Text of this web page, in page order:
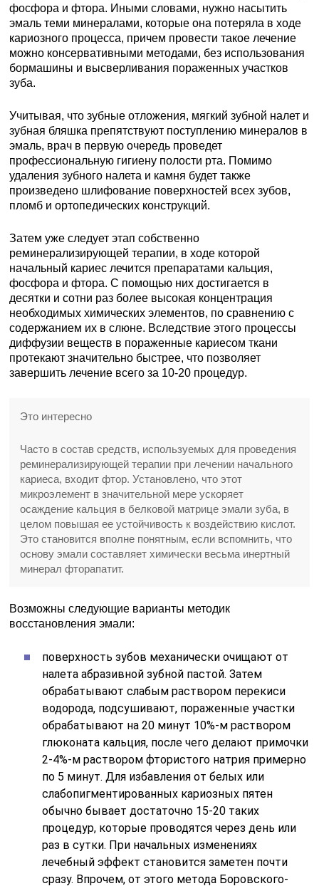
фосфора и фтора. Иными словами, нужно насытить
эмаль теми минералами, которые она потеряла в ходе
кариозного процесса, причем провести такое лечение
можно консервативными методами, без использования
бормашины и высверливания пораженных участков
зуба.
Учитывая, что зубные отложения, мягкий зубной налет и
зубная бляшка препятствуют поступлению минералов в
эмаль, врач в первую очередь проведет
профессиональную гигиену полости рта. Помимо
удаления зубного налета и камня будет также
произведено шлифование поверхностей всех зубов,
пломб и ортопедических конструкций.
Затем уже следует этап собственно
реминерализирующей терапии, в ходе которой
начальный кариес лечится препаратами кальция,
фосфора и фтора. С помощью них достигается в
десятки и сотни раз более высокая концентрация
необходимых химических элементов, по сравнению с
содержанием их в слюне. Вследствие этого процессы
диффузии веществ в пораженные кариесом ткани
протекают значительно быстрее, что позволяет
завершить лечение всего за 10-20 процедур.
Это интересно
Часто в состав средств, используемых для проведения
реминерализирующей терапии при лечении начального
кариеса, входит фтор. Установлено, что этот
микроэлемент в значительной мере ускоряет
осаждение кальция в белковой матрице эмали зуба, в
целом повышая ее устойчивость к воздействию кислот.
Это становится вполне понятным, если вспомнить, что
основу эмали составляет химически весьма инертный
минерал фторапатит.
Возможны следующие варианты методик
восстановления эмали:
поверхность зубов механически очищают от
налета абразивной зубной пастой. Затем
обрабатывают слабым раствором перекиси
водорода, подсушивают, пораженные участки
обрабатывают на 20 минут 10%-м раствором
глюконата кальция, после чего делают примочки
2-4%-м раствором фтористого натрия примерно
по 5 минут. Для избавления от белых или
слабопигментированных кариозных пятен
обычно бывает достаточно 15-20 таких
процедур, которые проводятся через день или
раз в сутки. При начальных изменениях
лечебный эффект становится заметен почти
сразу. Впрочем, от этого метода Боровского-